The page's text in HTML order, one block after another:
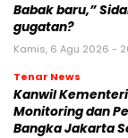
Babak baru,”
gugatan?
Kamis, 6 Agu 2026 -
Tenar News
Kanwil
Monitoring dan
Bangka Jakarta